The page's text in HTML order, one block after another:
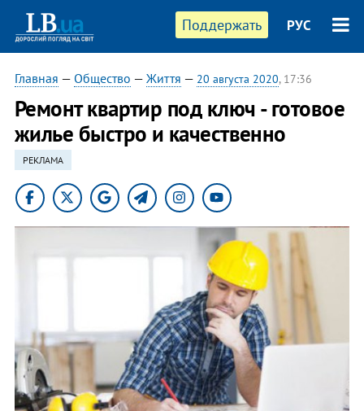
Поддержать РУС
Главная — Общество — Життя — 20 августа 2020, 17:36
Ремонт квартир под ключ - готовое
жилье быстро и качественно
РЕКЛАМА